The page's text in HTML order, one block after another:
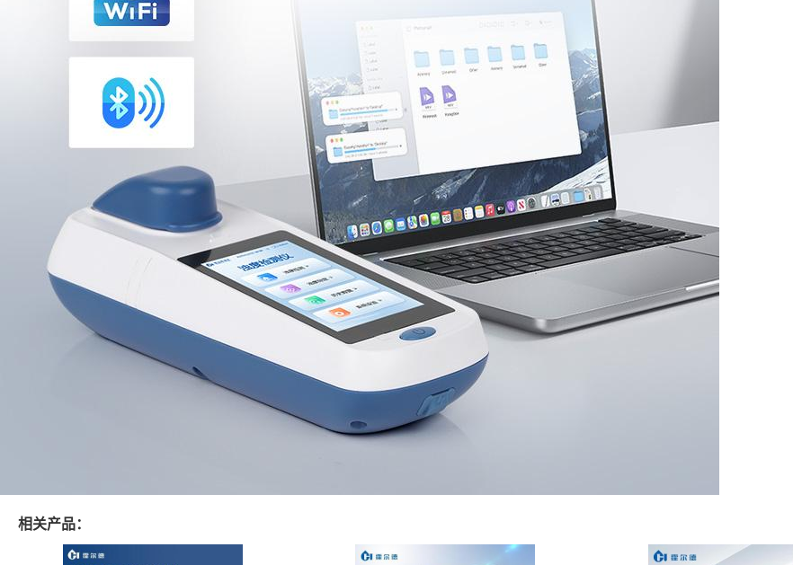
相关产品：